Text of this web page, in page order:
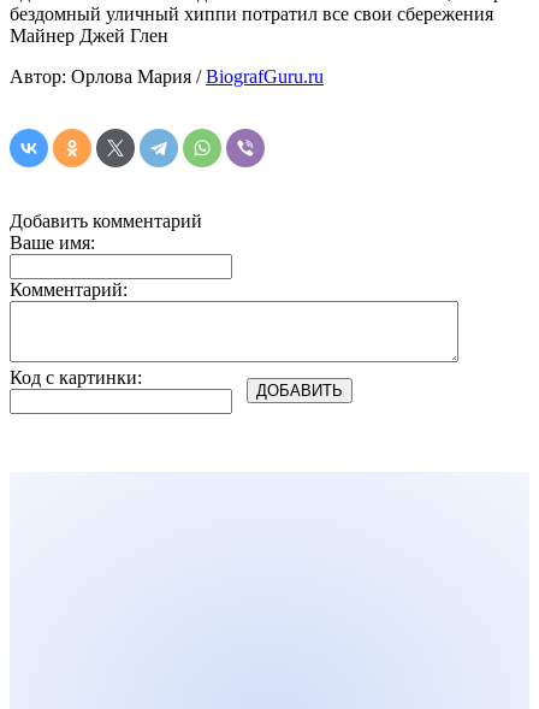
бездомный уличный хиппи потратил все свои сбережения
Майнер Джей Глен
Автор: Орлова Мария /BiografGuru.ru
Добавить комментарий
Ваше имя:
Комментарий:
Код с картинки: